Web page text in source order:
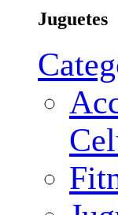
Juguetes